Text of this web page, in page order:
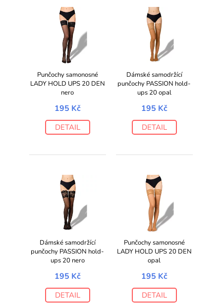
Punčochy samonosné
LADY HOLD UPS 20 DEN
nero
195 Kč
DETAIL
Dámské samodržící
punčochy PASSION hold-
ups 20 opal
195 Kč
DETAIL
Dámské samodržící
punčochy PASSION hold-
ups 20 nero
195 Kč
DETAIL
Punčochy samonosné
LADY HOLD UPS 20 DEN
opal
195 Kč
DETAIL